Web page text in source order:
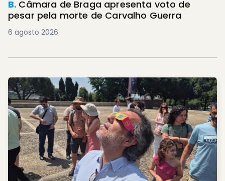
B. Câmara de Braga apresenta voto de
pesar pela morte de Carvalho Guerra
6 agosto 2026